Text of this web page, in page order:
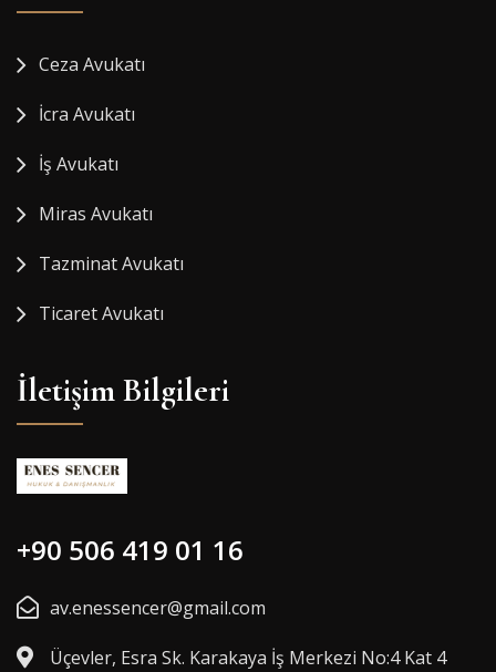
Ceza Avukatı
İcra Avukatı
İş Avukatı
Miras Avukatı
Tazminat Avukatı
Ticaret Avukatı
İletişim Bilgileri
+90 506 419 01 16
av.enessencer@gmail.com
Üçevler, Esra Sk. Karakaya İş Merkezi No:4 Kat 4